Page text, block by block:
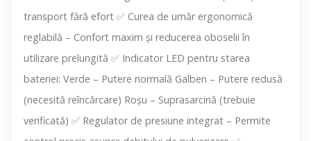
transport fără efort ✅ Curea de umăr ergonomică
reglabilă – Confort maxim și reducerea oboselii în
utilizare prelungită ✅ Indicator LED pentru starea
bateriei: Verde – Putere normală Galben – Putere redusă
(necesită reîncărcare) Roșu – Suprasarcină (trebuie
verificată) ✅ Regulator de presiune integrat – Permite